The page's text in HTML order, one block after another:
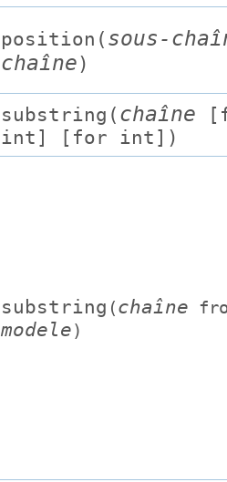
position( sous-
chaîne)
substring( chaîne [
int ] [ for int ])
substring (chaîne
modele)